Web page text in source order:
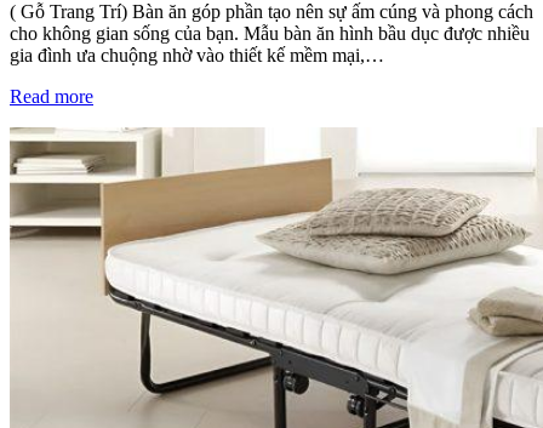
( Gỗ Trang Trí) Bàn ăn góp phần tạo nên sự ấm cúng và phong cách
cho không gian sống của bạn. Mẫu bàn ăn hình bầu dục được nhiều
gia đình ưa chuộng nhờ vào thiết kế mềm mại,…
Read more